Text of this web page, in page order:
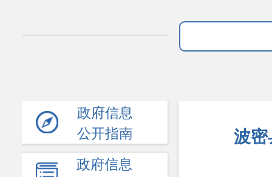
政府信息
公开指南
政府信息
波密